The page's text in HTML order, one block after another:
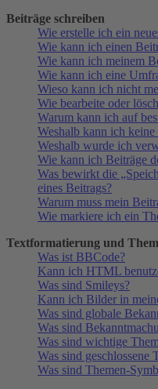
Beiträge schreiben
Wie erstelle ich ein
Wie kann ich einen
Wie kann ich meinem
Wie kann ich eine
Wieso kann ich nicht
Wie bearbeite oder
Warum kann ich auf
Weshalb kann ich
Weshalb wurde ich
Wie kann ich Beiträge
Was bewirkt die
eines Beitrags?
Warum muss mein
Wie markiere ich ein
Textformatierung und
Was ist BBCode?
Kann ich HTML
Was sind Smileys?
Kann ich Bilder in
Was sind globale
Was sind
Was sind wichtige
Was sind geschlossene
Was sind Themen-